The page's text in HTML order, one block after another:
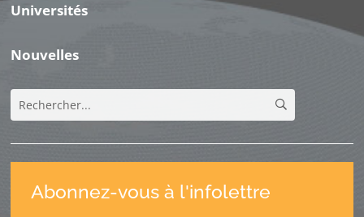
Universités
Nouvelles
Abonnez-vous à l'infolettre